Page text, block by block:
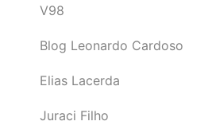
V98
Blog Leonardo Cardoso
Elias Lacerda
Juraci Filho